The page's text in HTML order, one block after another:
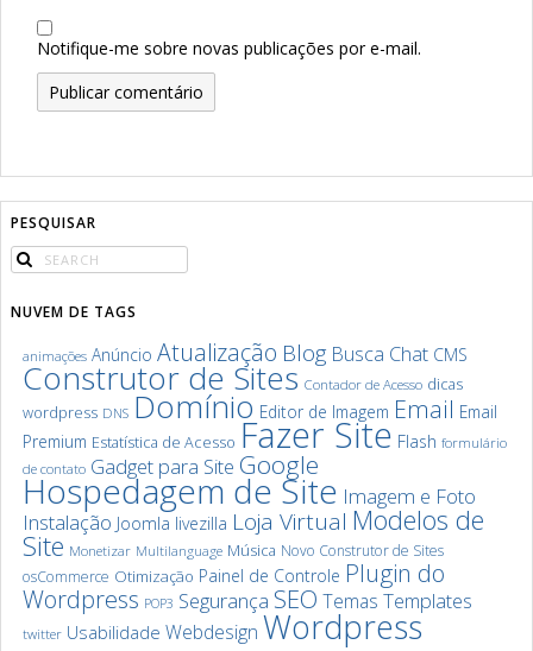
Notifique-me sobre novas publicações por e-mail.
PESQUISAR
NUVEM DE TAGS
animações Anúncio Atualização Blog Busca Chat CMS
Construtor de Sites Contador de Acesso dicas
wordpress DNS Domínio Editor de Imagem Email Email
Premium Estatística de Acesso Fazer Site Flash formulário
de contato Gadget para Site Google
Hospedagem de Site Imagem e Foto
Instalação Joomla livezilla Loja Virtual Modelos de
Site Monetizar Multilanguage Música Novo Construtor de Sites
osCommerce Otimização Painel de Controle Plugin do
Wordpress POP3 Segurança SEO Temas Templates
twitter Usabilidade Webdesign Wordpress